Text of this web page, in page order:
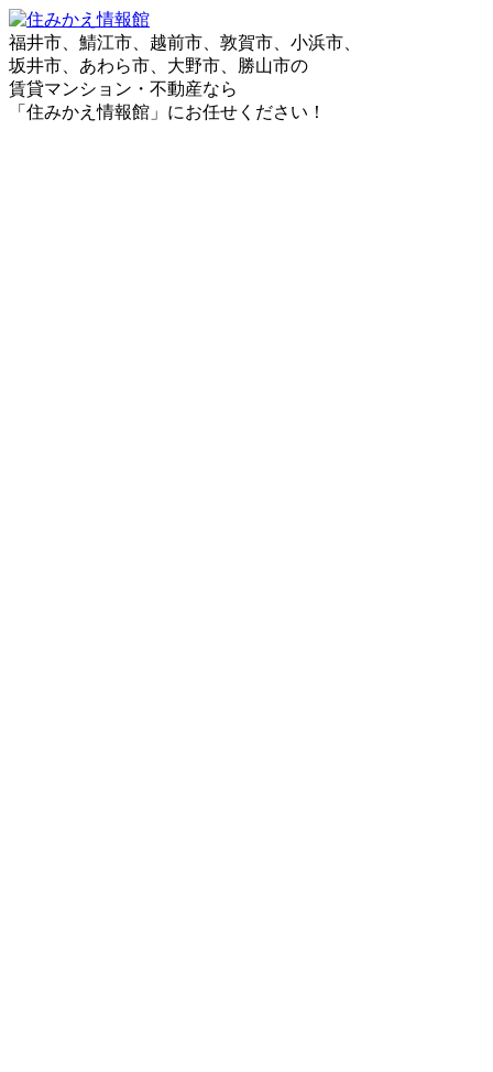
福井市、鯖江市、越前市、敦賀市、小浜市、
坂井市、あわら市、大野市、勝山市の
賃貸マンション・不動産なら
「住みかえ情報館」にお任せください！